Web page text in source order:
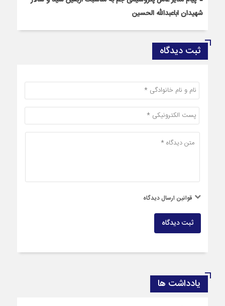
شهیدان اباعبدالله الحسین
ثبت دیدگاه
قوانین ارسال دیدگاه
ثبت دیدگاه
یادداشت ها